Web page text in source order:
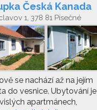
Česká Kanada
1, 378 81 Písečné
se nachází až na jejím
do vesnice. Ubytování je
apartmánech,